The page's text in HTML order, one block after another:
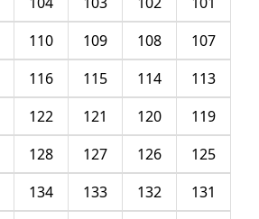
107
108
109
110
113
114
115
116
119
120
121
122
125
126
127
128
131
132
133
134